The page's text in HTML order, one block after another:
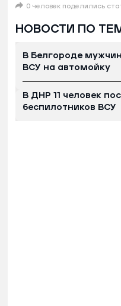
0 человек поделились
НОВОСТИ ПО
В Белгороде
ВСУ на автомойку
В ДНР 11 человек
беспилотников ВСУ